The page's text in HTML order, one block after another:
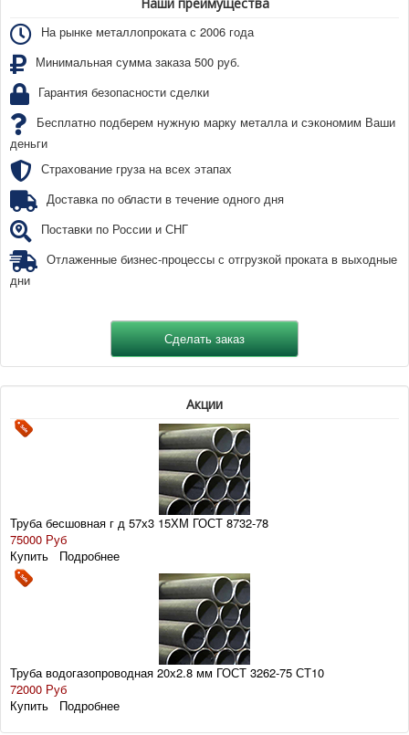
На рынке металлопроката с 2006 года
Минимальная сумма заказа 500 руб.
Гарантия безопасности сделки
Бесплатно подберем нужную марку металла и сэкономим Ваши
деньги
Страхование груза на всех этапах
Доставка по области в течение одного дня
Поставки по России и СНГ
Отлаженные бизнес-процессы с отгрузкой проката в выходные
дни
Акции
Труба бесшовная г д 57х3 15ХМ ГОСТ 8732-78
75000 Руб
Купить
Подробнее
Труба водогазопроводная 20х2.8 мм ГОСТ 3262-75 СТ10
72000 Руб
Купить
Подробнее